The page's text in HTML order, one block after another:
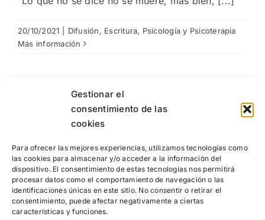
Gestionar el
consentimiento de las
cookies
Para ofrecer las mejores experiencias, utilizamos tecnologías como
las cookies para almacenar y/o acceder a la información del
dispositivo. El consentimiento de estas tecnologías nos permitirá
procesar datos como el comportamiento de navegación o las
identificaciones únicas en este sitio. No consentir o retirar el
consentimiento, puede afectar negativamente a ciertas
características y funciones.
20/10/2021 Difusión, Escritura, Psicología y Psicoterapia
Más información